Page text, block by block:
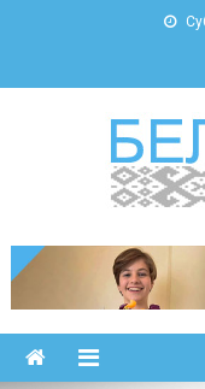
Беларусь